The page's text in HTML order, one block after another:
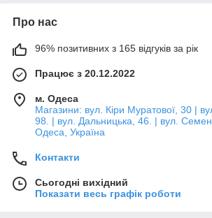
Про нас
96% позитивних з 165 відгуків за рік
Працює з 20.12.2022
м. Одеса
Магазини: вул. Кіри Муратової, 30 |
98. | вул. Дальницька, 46. | вул.
Одеса, Україна
Контакти
Сьогодні вихідний
Показати весь графік роботи